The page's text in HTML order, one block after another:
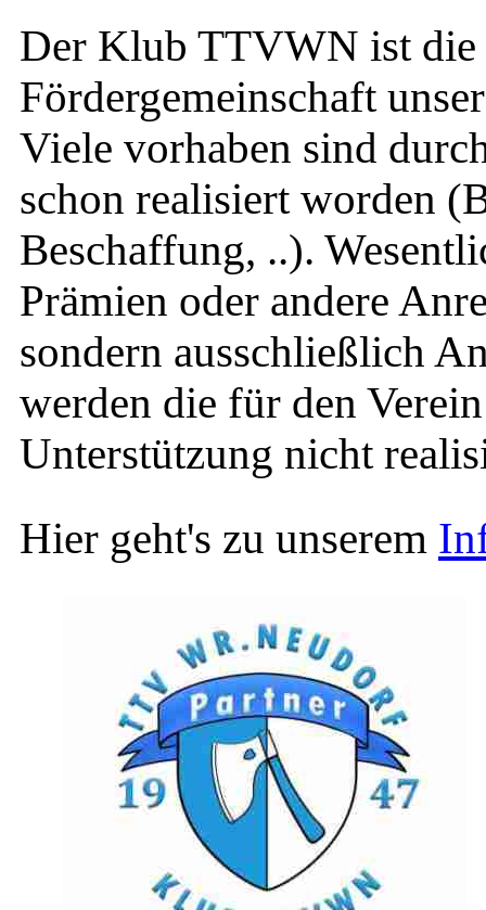
Der Klub TTVWN ist die
Fördergemeinschaft
Viele vorhaben sind
schon realisiert worden
Beschaffung, ..).
Prämien oder andere
sondern ausschließlich
werden die für den
Unterstützung nicht
Hier geht's zu unserem